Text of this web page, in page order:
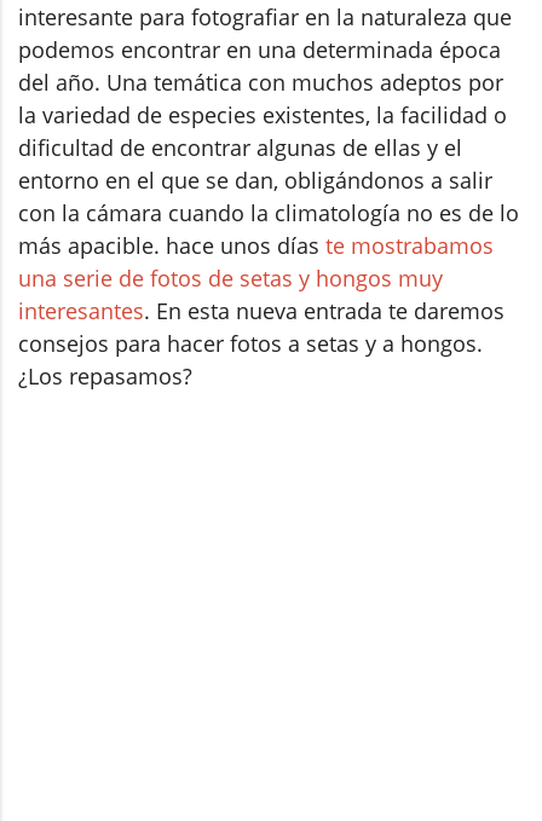
interesante para fotografiar en la naturaleza que
podemos encontrar en una determinada época
del año. Una temática con muchos adeptos por
la variedad de especies existentes, la facilidad o
dificultad de encontrar algunas de ellas y el
entorno en el que se dan, obligándonos a salir
con la cámara cuando la climatología no es de lo
más apacible. hace unos días te mostrabamos
una serie de fotos de setas y hongos muy
interesantes. En esta nueva entrada te daremos
consejos para hacer fotos a setas y a hongos.
¿Los repasamos?